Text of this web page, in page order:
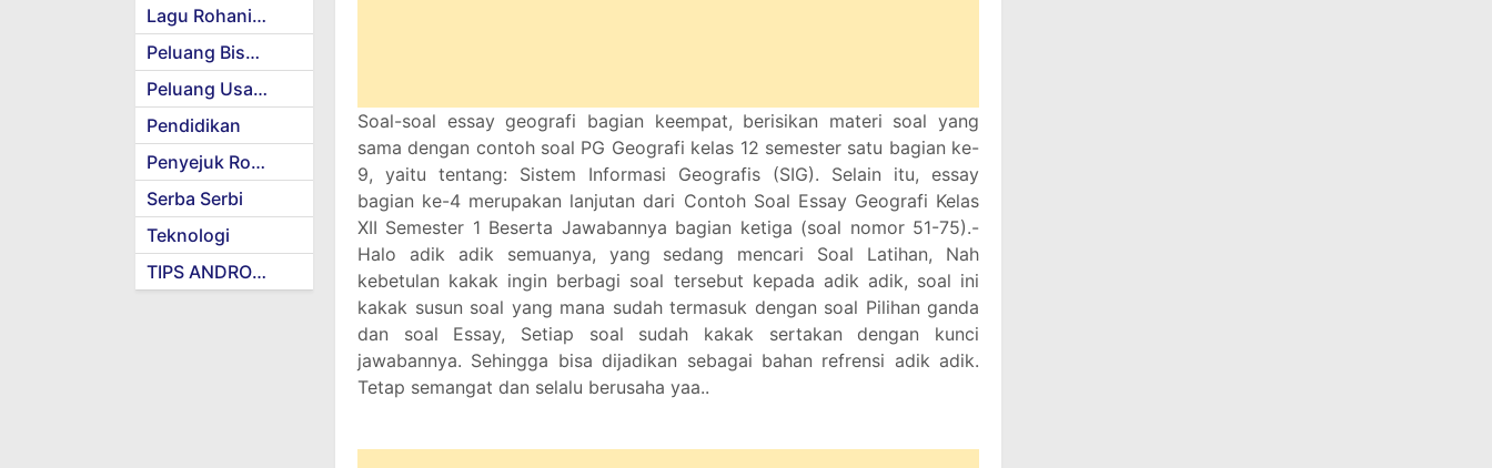
Soal-soal essay geografi bagian keempat, berisikan materi soal yang
sama dengan contoh soal PG Geografi kelas 12 semester satu bagian ke-
9, yaitu tentang: Sistem Informasi Geografis (SIG). Selain itu, essay
bagian ke-4 merupakan lanjutan dari Contoh Soal Essay Geografi Kelas
XII Semester 1 Beserta Jawabannya bagian ketiga (soal nomor 51-75).-
Halo adik adik semuanya, yang sedang mencari Soal Latihan, Nah
kebetulan kakak ingin berbagi soal tersebut kepada adik adik, soal ini
kakak susun soal yang mana sudah termasuk dengan soal Pilihan ganda
dan soal Essay, Setiap soal sudah kakak sertakan dengan kunci
jawabannya. Sehingga bisa dijadikan sebagai bahan refrensi adik adik.
Tetap semangat dan selalu berusaha yaa..
Lagu Rohani Kristen
Peluang Bisnis
Peluang Usaha
Pendidikan
Penyejuk Rohani
Serba Serbi
Teknologi
TIPS ANDROID